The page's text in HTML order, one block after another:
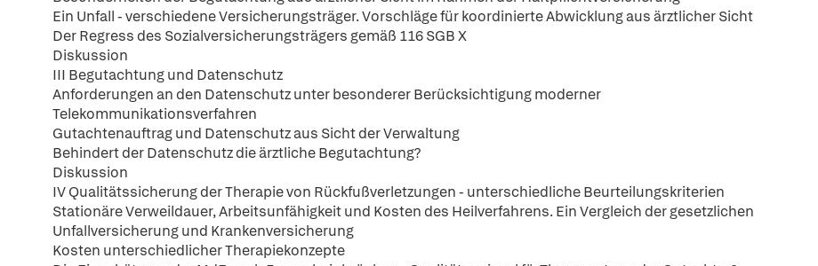
Ein Unfall - verschiedene Versicherungsträger. Vorschläge für koordinierte Abwicklung aus ärztlicher Sicht
Der Regress des Sozialversicherungsträgers gemäß 116 SGB X
Diskussion
III Begutachtung und Datenschutz
Anforderungen an den Datenschutz unter besonderer Berücksichtigung moderner
Telekommunikationsverfahren
Gutachtenauftrag und Datenschutz aus Sicht der Verwaltung
Behindert der Datenschutz die ärztliche Begutachtung?
Diskussion
IV Qualitätssicherung der Therapie von Rückfußverletzungen - unterschiedliche Beurteilungskriterien
Stationäre Verweildauer, Arbeitsunfähigkeit und Kosten des Heilverfahrens. Ein Vergleich der gesetzlichen
Unfallversicherung und Krankenversicherung
Kosten unterschiedlicher Therapiekonzepte